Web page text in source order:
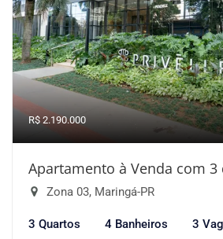
R$ 2.190.000
Apartamento à Venda com 3
Zona 03, Maringá-PR
3 Quartos 4 Banheiros 3